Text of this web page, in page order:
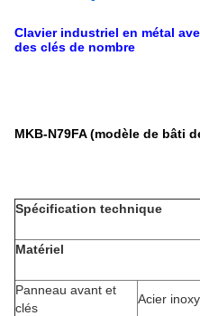
Clavier industriel en métal
des clés de nombre
MKB-N79FA (modèle de bâti
Spécification technique
Matériel
Panneau avant et
clés
Acier